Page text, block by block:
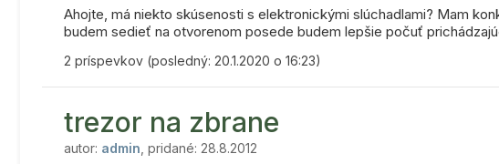
Ahojte, má niekto skúsenosti s elektronickými slúchadlami? Mam
budem sedieť na otvorenom posede budem lepšie počuť
2 príspevkov (posledný: 20.1.2020 o 16:23)
trezor na zbrane
autor: admin , pridané: 28.8.2012